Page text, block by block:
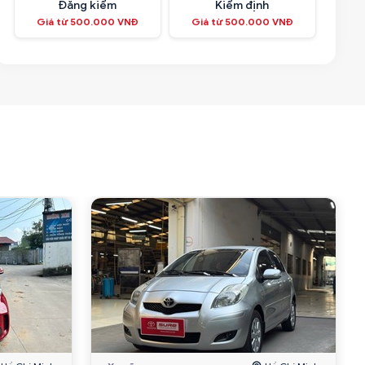
Đăng kiểm
Giá từ 500.000 VNĐ
Kiểm định
Giá từ 500.000 VNĐ